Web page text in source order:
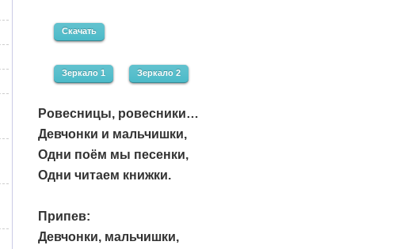
Скачать
Зеркало 1 Зеркало 2
Ровесницы, ровесники…
Девчонки и мальчишки,
Одни поём мы песенки,
Одни читаем книжки.
Припев:
Девчонки, мальчишки,